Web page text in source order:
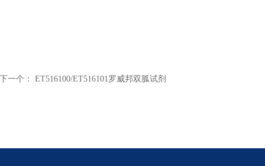
下一个： ET516100/ET516101罗威邦双胍试剂